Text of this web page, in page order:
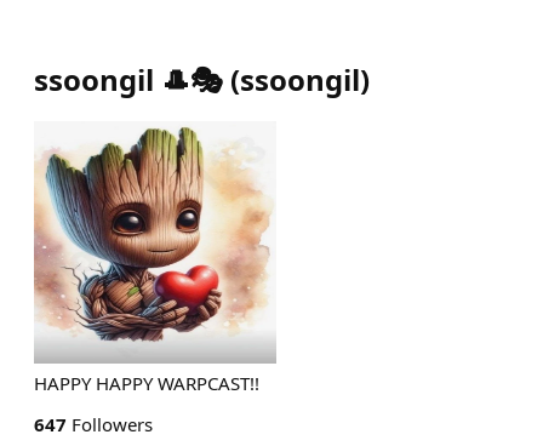
ssoongil 🎩🎭 (ssoongil)
HAPPY HAPPY WARPCAST!!
647 Followers